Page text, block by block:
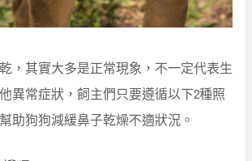
，其實大多是正常現象，不一定代表生
異常症狀，飼主們只要遵循以下2種照
助狗狗減緩鼻子乾燥不適狀況。